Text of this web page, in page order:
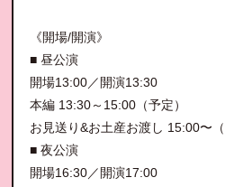
《開場/開演》
■ 昼公演
開場13:00／開演13:30
本編 13:30～15:00（予定）
お見送り&お土産お渡し 15:00〜（
■ 夜公演
開場16:30／開演17:00